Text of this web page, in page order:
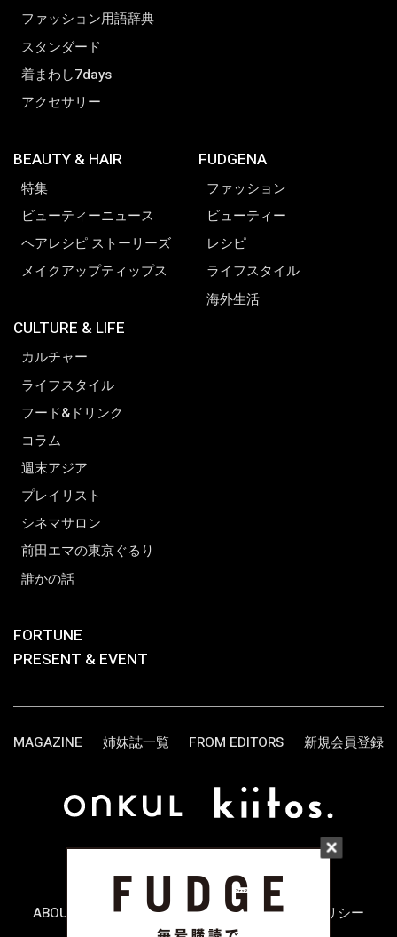
ファッション用語辞典
スタンダード
着まわし7days
アクセサリー
BEAUTY & HAIR
特集
ビューティーニュース
ヘアレシピ ストーリーズ
メイクアップティップス
CULTURE & LIFE
カルチャー
ライフスタイル
フード&ドリンク
コラム
週末アジア
プレイリスト
シネマサロン
前田エマの東京ぐるり
誰かの話
FUDGENA
ファッション
ビューティー
レシピ
ライフスタイル
海外生活
FORTUNE
PRESENT & EVENT
MAGAZINE 姉妹誌一覧 FROM EDITORS 新規会員登録
ABOUT US お問い合わせ プライバシーポリシー